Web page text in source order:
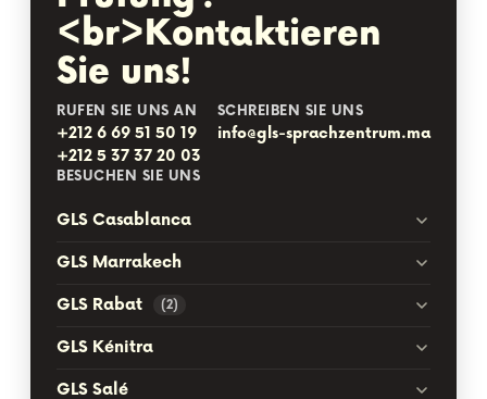
<br>Kontaktieren
Sie uns!
RUFEN SIE UNS AN
+212 6 69 51 50 19
+212 5 37 37 20 03
SCHREIBEN SIE UNS
info@gls-sprachzentrum.ma
BESUCHEN SIE UNS
GLS Casablanca
GLS Marrakech
GLS Rabat (2)
GLS Kénitra
GLS Salé